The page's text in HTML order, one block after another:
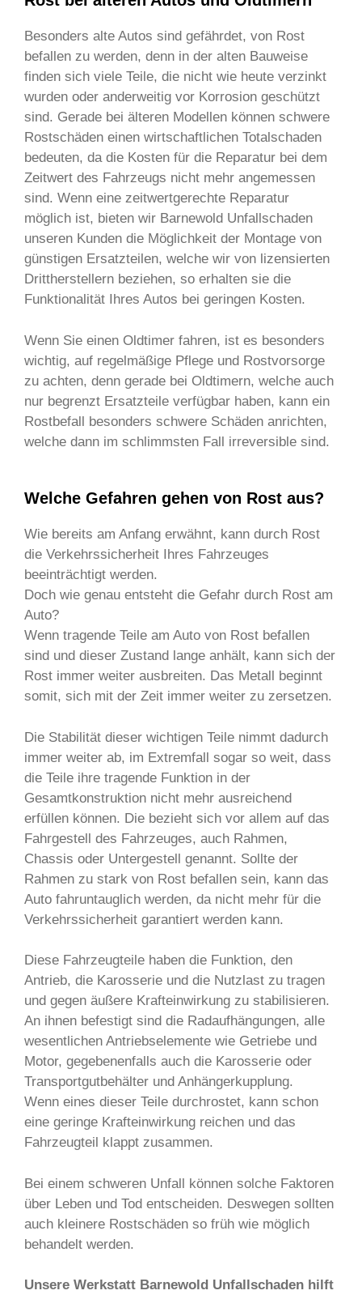
Besonders alte Autos sind gefährdet, von Rost
befallen zu werden, denn in der alten Bauweise
finden sich viele Teile, die nicht wie heute verzinkt
wurden oder anderweitig vor Korrosion geschützt
sind. Gerade bei älteren Modellen können schwere
Rostschäden einen wirtschaftlichen Totalschaden
bedeuten, da die Kosten für die Reparatur bei dem
Zeitwert des Fahrzeugs nicht mehr angemessen
sind. Wenn eine zeitwertgerechte Reparatur
möglich ist, bieten wir Barnewold Unfallschaden
unseren Kunden die Möglichkeit der Montage von
günstigen Ersatzteilen, welche wir von lizensierten
Drittherstellern beziehen, so erhalten sie die
Funktionalität Ihres Autos bei geringen Kosten.
Wenn Sie einen Oldtimer fahren, ist es besonders
wichtig, auf regelmäßige Pflege und Rostvorsorge
zu achten, denn gerade bei Oldtimern, welche auch
nur begrenzt Ersatzteile verfügbar haben, kann ein
Rostbefall besonders schwere Schäden anrichten,
welche dann im schlimmsten Fall irreversible sind.
Welche Gefahren gehen von Rost aus?
Wie bereits am Anfang erwähnt, kann durch Rost
die Verkehrssicherheit Ihres Fahrzeuges
beeinträchtigt werden.
Doch wie genau entsteht die Gefahr durch Rost am
Auto?
Wenn tragende Teile am Auto von Rost befallen
sind und dieser Zustand lange anhält, kann sich der
Rost immer weiter ausbreiten. Das Metall beginnt
somit, sich mit der Zeit immer weiter zu zersetzen.
Die Stabilität dieser wichtigen Teile nimmt dadurch
immer weiter ab, im Extremfall sogar so weit, dass
die Teile ihre tragende Funktion in der
Gesamtkonstruktion nicht mehr ausreichend
erfüllen können. Die bezieht sich vor allem auf das
Fahrgestell des Fahrzeuges, auch Rahmen,
Chassis oder Untergestell genannt. Sollte der
Rahmen zu stark von Rost befallen sein, kann das
Auto fahruntauglich werden, da nicht mehr für die
Verkehrssicherheit garantiert werden kann.
Diese Fahrzeugteile haben die Funktion, den
Antrieb, die Karosserie und die Nutzlast zu tragen
und gegen äußere Krafteinwirkung zu stabilisieren.
An ihnen befestigt sind die Radaufhängungen, alle
wesentlichen Antriebselemente wie Getriebe und
Motor, gegebenenfalls auch die Karosserie oder
Transportgutbehälter und Anhängerkupplung.
Wenn eines dieser Teile durchrostet, kann schon
eine geringe Krafteinwirkung reichen und das
Fahrzeugteil klappt zusammen.
Bei einem schweren Unfall können solche Faktoren
über Leben und Tod entscheiden. Deswegen sollten
auch kleinere Rostschäden so früh wie möglich
behandelt werden.
Unsere Werkstatt Barnewold Unfallschaden hilft